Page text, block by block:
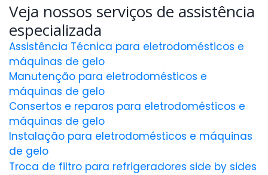
Veja nossos serviços de assistência
especializada
Assistência Técnica para eletrodomésticos e
máquinas de gelo
Manutenção para eletrodomésticos e
máquinas de gelo
Consertos e reparos para eletrodomésticos e
máquinas de gelo
Instalação para eletrodomésticos e máquinas
de gelo
Troca de filtro para refrigeradores side by sides